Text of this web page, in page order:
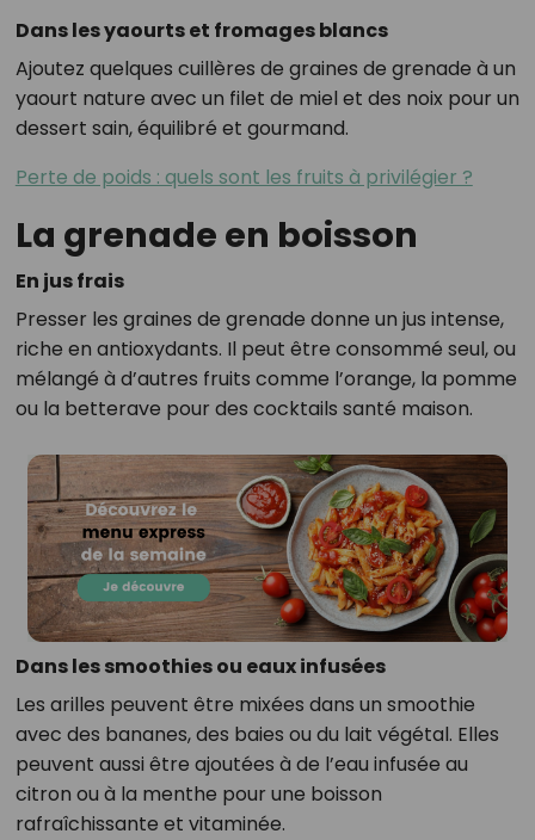
Dans les yaourts et fromages blancs
Ajoutez quelques cuillères de graines de grenade à un
yaourt nature avec un filet de miel et des noix pour un
dessert sain, équilibré et gourmand.
Perte de poids : quels sont les fruits à privilégier ?
La grenade en boisson
En jus frais
Presser les graines de grenade donne un jus intense,
riche en antioxydants. Il peut être consommé seul, ou
mélangé à d’autres fruits comme l’orange, la pomme
ou la betterave pour des cocktails santé maison.
Dans les smoothies ou eaux infusées
Les arilles peuvent être mixées dans un smoothie
avec des bananes, des baies ou du lait végétal. Elles
peuvent aussi être ajoutées à de l’eau infusée au
citron ou à la menthe pour une boisson
rafraîchissante et vitaminée.